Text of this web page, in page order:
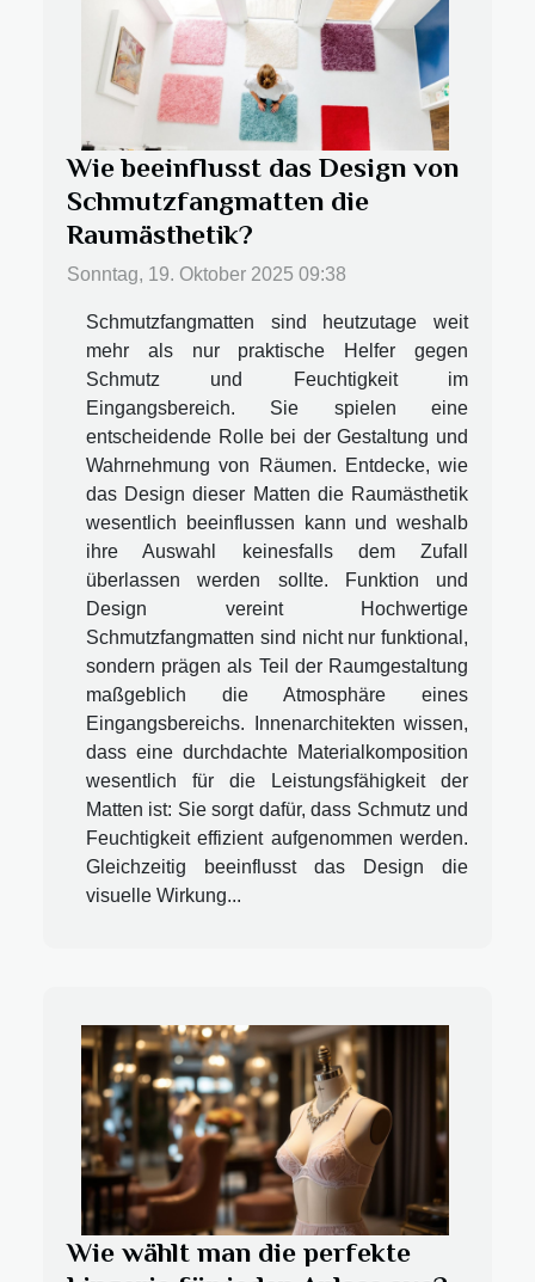
Wie beeinflusst das Design von
Schmutzfangmatten die
Raumästhetik?
Sonntag, 19. Oktober 2025 09:38
Schmutzfangmatten sind heutzutage weit
mehr als nur praktische Helfer gegen
Schmutz und Feuchtigkeit im
Eingangsbereich. Sie spielen eine
entscheidende Rolle bei der Gestaltung und
Wahrnehmung von Räumen. Entdecke, wie
das Design dieser Matten die Raumästhetik
wesentlich beeinflussen kann und weshalb
ihre Auswahl keinesfalls dem Zufall
überlassen werden sollte. Funktion und
Design vereint Hochwertige
Schmutzfangmatten sind nicht nur funktional,
sondern prägen als Teil der Raumgestaltung
maßgeblich die Atmosphäre eines
Eingangsbereichs. Innenarchitekten wissen,
dass eine durchdachte Materialkomposition
wesentlich für die Leistungsfähigkeit der
Matten ist: Sie sorgt dafür, dass Schmutz und
Feuchtigkeit effizient aufgenommen werden.
Gleichzeitig beeinflusst das Design die
visuelle Wirkung...
Wie wählt man die perfekte